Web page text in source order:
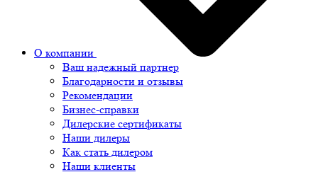
О компании
Ваш надежный партнер
Благодарности и отзывы
Рекомендации
Бизнес-справки
Дилерские сертификаты
Наши дилеры
Как стать дилером
Наши клиенты